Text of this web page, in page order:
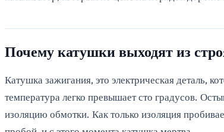
Почему катушки выходят из
Катушка зажигания, это электрическая деталь,
температура легко превышает сто градусов.
изоляцию обмотки. Как только изоляция